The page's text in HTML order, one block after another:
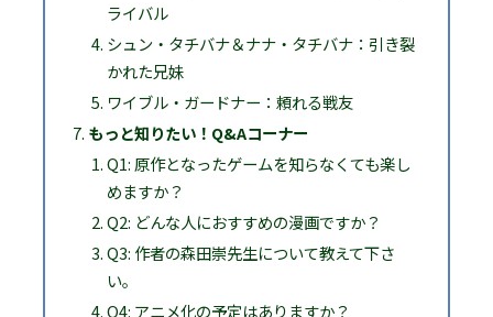
ライバル
シュン・タチバナ＆ナナ・タチバナ：引き裂
かれた兄妹
ワイブル・ガードナー：頼れる戦友
もっと知りたい！Q&Aコーナー
Q1: 原作となったゲームを知らなくても楽し
めますか？
Q2: どんな人におすすめの漫画ですか？
Q3: 作者の森田崇先生について教えて下さ
い。
Q4: アニメ化の予定はありますか？